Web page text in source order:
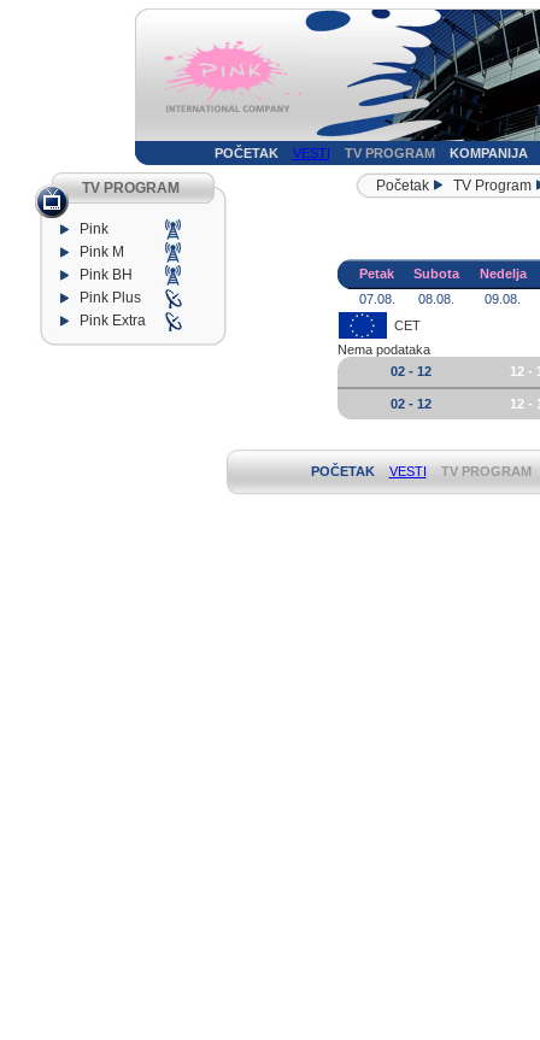
POČETAK VESTI TV PROGRAM KOMPANIJA
TV PROGRAM
Pink
Pink M
Pink BH
Pink Plus
Pink Extra
Početak TV Program
Petak Subota
Nedelja
07.08.
08.08.
09.08.
CET
Nema podataka
02 - 12
12 -
02 - 12 12 -
POČETAK VESTI TV PROGRAM